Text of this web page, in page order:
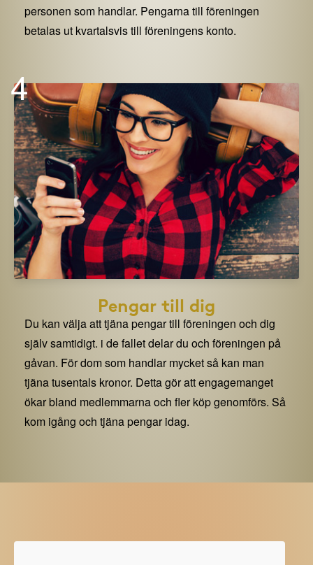
personen som handlar. Pengarna till föreningen
betalas ut kvartalsvis till föreningens konto.
4
Pengar till dig
Du kan välja att tjäna pengar till föreningen och dig
själv samtidigt. i de fallet delar du och föreningen på
gåvan. För dom som handlar mycket så kan man
tjäna tusentals kronor. Detta gör att engagemanget
ökar bland medlemmarna och fler köp genomförs. Så
kom igång och tjäna pengar idag.